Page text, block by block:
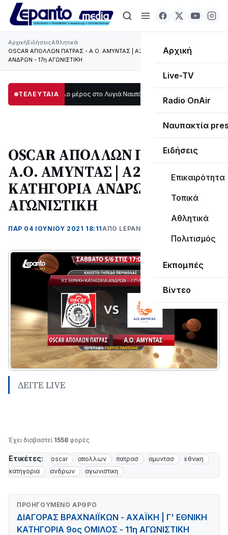
Αρχική
Live-TV
Radio OnAir
Ναυπακτία
Ειδήσεις
Επικαιρότητα
Τοπικά
Αθλητικά
Πολιτισμός
Εκπομπές
Βίντεο
ΑρχικήΕιδήσειςΑθλητικά
OSCAR ΑΠΟΛΛΩΝ ΠΑΤΡΑΣ - Α.Ο. ΑΜΥΝΤΑΣ | Α2 ΕΘΝΙΚΗ ΚΑΤΗΓΟΡΙΑ
ΑΝΔΡΩΝ - 17η ΑΓΩΝΙΣΤΙΚΗ
ΤΕΛΕΥΤΑΙΑ
μεγάλο μέρος στο Λυγιά Ναυπάκτου12:08
OSCAR ΑΠΟΛΛΩΝ ΠΑΤΡΑΣ -
Α.Ο. ΑΜΥΝΤΑΣ | Α2 ΕΘΝΙΚΗ
ΚΑΤΗΓΟΡΙΑ ΑΝΔΡΩΝ - 17η
ΑΓΩΝΙΣΤΙΚΗ
ΠΑΡ 04 ΙΟΥΝΊΟΥ 2021 18:11ΑΠΌ LEPANTO RTV
ΔΕΙΤΕ LIVE
Έχει διαβαστεί 1558 φορές
Ετικέτες: oscar απολλων πατρασ αμυντασ
εθνικη
κατηγορια
ανδρων αγωνιστικη
ΠΡΟΗΓΟΎΜΕΝΟ ΆΡΘΡΟ
ΔΙΑΓΟΡΑΣ ΒΡΑΧΝΑΙΪΚΩΝ - ΑΧΑΪΚΗ | Γ' ΕΘΝΙΚΗ
ΚΑΤΗΓΟΡΙΑ 9ος ΟΜΙΛΟΣ - 11η ΑΓΩΝΙΣΤΙΚΗ